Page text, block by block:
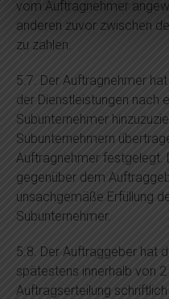
vom Auftragnehmer
anderen zuvor zwischen
zu zahlen.
5.7. Der Auftragnehmer
der Dienstleistungen nach
Subunternehmer
Subunternehmern
Auftragnehmer festgelegt.
gegenüber dem
unsachgemäße Erfüllung
Subunternehmer.
5.8. Der Auftraggeber hat
spätestens innerhalb von
Auftragserteilung